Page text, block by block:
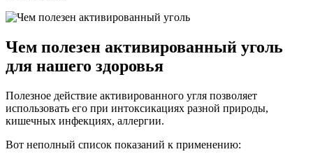
Чем полезен активированный уголь
для нашего здоровья
Полезное действие активированного угля позволяет
использовать его при интоксикациях разной природы,
кишечных инфекциях, аллергии.
Вот неполный список показаний к применению: